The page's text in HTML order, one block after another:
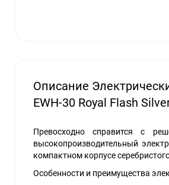
Описание
EWH-30 Royal Flash
Превосходно справится с
высокопроизводительный
компактном корпусе
Особенности и преимущества